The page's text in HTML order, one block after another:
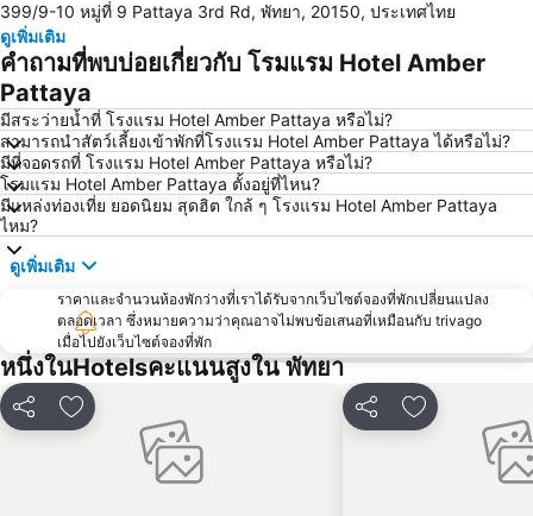
เกาะขาม
ถนนคนเดิน
แสมสาร
สนามบินนานาชาติอู่ตะเภา
วันไหล
ท่าเรือแหลมฉบัง
สวนเสือศรีราชา
บิ๊กซี เอ็กซ์ตร้า พัทยา3
สถานีรถไฟพัทยา
Bali Hai Pier
อนุสาวรีย์กรมหลวงชุมพรเขตอุดมศักดิ์
Pattaya Floating Market
Art in Paradise
พัทยาเทเลกราฟฮิลล์
399/9-10 หมู่ที่ 9 Pattaya 3rd Rd, พัทยา, 20150, ประเทศไทย
ดูเพิ่มเติม
คำถามที่พบบ่อยเกี่ยวกับ โรมแรม Hotel Amber
Pattaya
มีสระว่ายน้ำที่ โรงแรม Hotel Amber Pattaya หรือไม่?
สามารถนำสัตว์เลี้ยงเข้าพักที่โรงแรม Hotel Amber Pattaya ได้หรือไม่?
มีที่จอดรถที่ โรงแรม Hotel Amber Pattaya หรือไม่?
โรมแรม Hotel Amber Pattaya ตั้งอยู่ที่ไหน?
มีแหล่งท่องเที่ย ยอดนิยม สุดฮิต ใกล้ ๆ โรงแรม Hotel Amber Pattaya
ไหม?
ดูเพิ่มเติม
ราคาและจำนวนห้องพักว่างที่เราได้รับจากเว็บไซต์จองที่พักเปลี่ยนแปลง
ตลอดเวลา ซึ่งหมายความว่าคุณอาจไม่พบข้อเสนอที่เหมือนกับ trivago
เมื่อไปยังเว็บไซต์จองที่พัก
หนึ่งในHotelsคะแนนสูงใน พัทยา
แชร์ เพิ่มในรายการโปรด แชร์ เพิ่มในรายกา